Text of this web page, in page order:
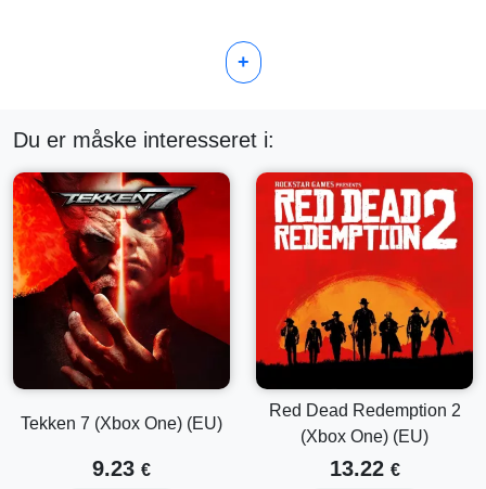
+
Du er måske interesseret i:
Tekken 7 (Xbox One) (EU)
9.23 €
Red Dead Redemption 2
(Xbox One) (EU)
13.22 €